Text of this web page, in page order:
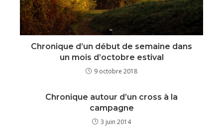
Chronique d’un début de semaine dans
un mois d’octobre estival
9 octobre 2018
Chronique autour d’un cross à la
campagne
3 juin 2014